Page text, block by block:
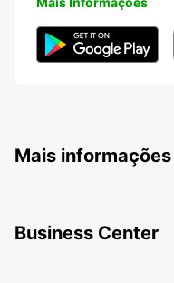
Mais informações
Business Center